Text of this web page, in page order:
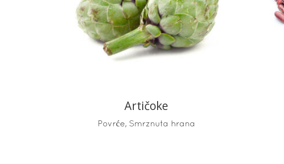
READ MORE
Artičoke
Povrće, Smrznuta hrana